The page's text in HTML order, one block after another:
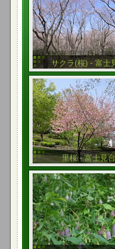
サクラ(桜) - 富士
里桜 - 富士見